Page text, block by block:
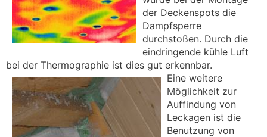
der Deckenspots die
Dampfsperre
durchstoßen. Durch die
eindringende kühle Luft
bei der Thermographie ist dies gut erkennbar.
Eine weitere
Möglichkeit zur
Auffindung von
Leckagen ist die
Benutzung von